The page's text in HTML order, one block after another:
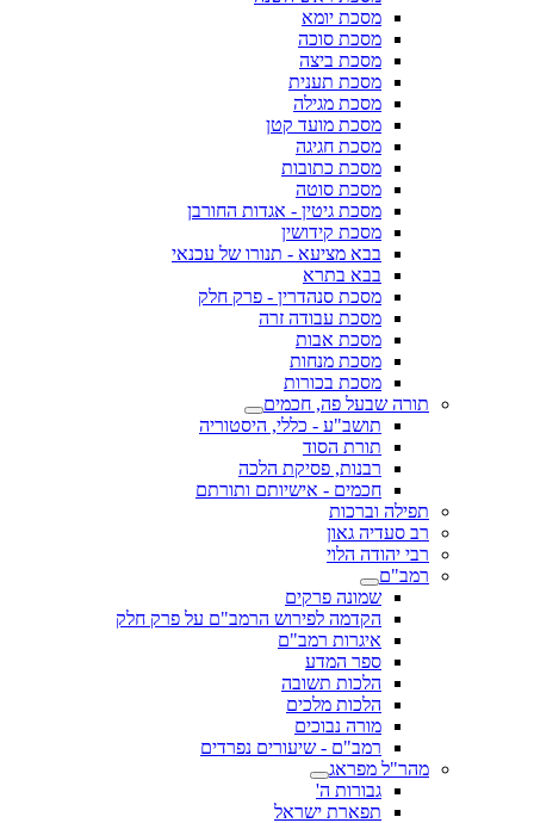
מסכת יומא
מסכת סוכה
מסכת ביצה
מסכת תענית
מסכת מגילה
מסכת מועד קטן
מסכת חגיגה
מסכת כתובות
מסכת סוטה
מסכת גיטין - אגדות החורבן
מסכת קידושין
בבא מציעא - תנורו של עכנאי
בבא בתרא
מסכת סנהדרין - פרק חלק
מסכת עבודה זרה
מסכת אבות
מסכת מנחות
מסכת בכורות
תורה שבעל פה, חכמים
תושב"ע - כללי, היסטוריה
תורת הסוד
רבנות, פסיקת הלכה
חכמים - אישיותם ותורתם
תפילה וברכות
רב סעדיה גאון
רבי יהודה הלוי
רמב"ם
שמונה פרקים
הקדמה לפירוש הרמב"ם על פרק חלק
איגרות רמב"ם
ספר המדע
הלכות תשובה
הלכות מלכים
מורה נבוכים
רמב"ם - שיעורים נפרדים
מהר"ל מפראג
גבורות ה'
תפארת ישראל